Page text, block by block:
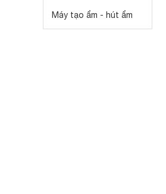
Máy tạo ẩm - hút ẩm